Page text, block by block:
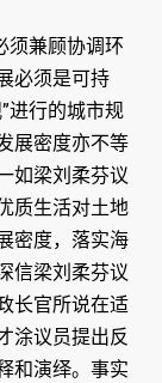
须兼顾协调环
必须是可持
进行的城市规
展密度亦不等
如梁刘柔芬议
质生活对土地
密度，落实海
信梁刘柔芬议
长官所说在适
涂议员提出反
和演绎。事实